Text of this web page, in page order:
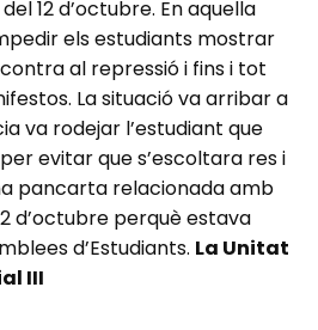
12 d’octubre. En aquella
els estudiants mostrar
al repressió i fins i tot
La situació va arribar a
va rodejar l’estudiant que
evitar que s’escoltara res i
pancarta relacionada amb
d’octubre perquè estava
d’Estudiants. La Unitat
III